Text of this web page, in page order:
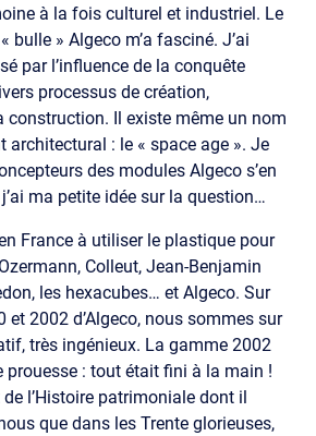
à la fois culturel et industriel. Le
bulle » Algeco m’a fasciné. J’ai
par l’influence de la conquête
processus de création,
construction. Il existe même un nom
architectural : le « space age ». Je
des modules Algeco s’en
ma petite idée sur la question…
France à utiliser le plastique pour
Colleut, Jean-Benjamin
les hexacubes… et Algeco. Sur
et 2002 d’Algeco, nous sommes sur
très ingénieux. La gamme 2002
prouesse : tout était fini à la main !
l’Histoire patrimoniale dont il
que dans les Trente glorieuses,